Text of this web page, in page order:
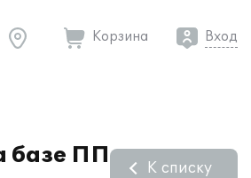
Корзина Вход
базе ПП
К списку